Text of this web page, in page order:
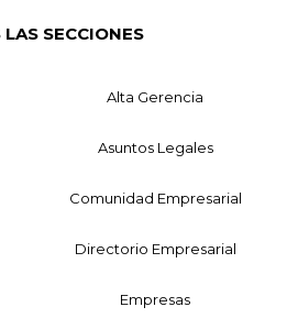
SECCIONES
Alta Gerencia
Asuntos Legales
Comunidad Empresarial
Directorio Empresarial
Empresas